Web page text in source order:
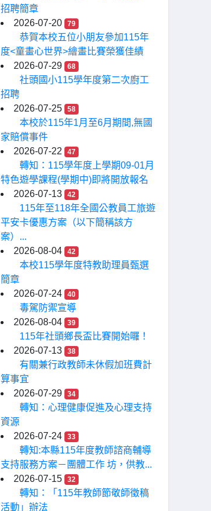
招聘簡章
2026-07-20
79
恭賀本校五位小朋友參加115年
度<童畫心世界>繪畫比賽榮獲佳績
2026-07-29
68
社頭國小115學年度第二次廚工
招聘
2026-07-25
58
本校於115年1月至6月期間,無國
家賠償事件
2026-07-22
47
轉知：115學年度上學期09-01月
特色遊學課程(學期中)即將開放報名
2026-07-13
42
115年至118年全國公教員工旅遊
平安卡優惠方案（以下簡稱該方
案）...
2026-08-04
42
本校115學年度特教助理員甄選
簡章
2026-07-24
40
毒駕防禦宣導
2026-08-04
39
115年社頭鄉長盃比賽開始囉！
2026-07-13
38
有關兼行政教師未休假加班費計
算事宜
2026-07-29
34
轉知：心理健康促進及心理支持
資源
2026-07-24
33
轉知:本縣115年度教師諮商輔導
支持服務方案－團體工作 坊，供教...
2026-07-15
32
轉知：「115年教師節敬師徵稿
活動」辦法